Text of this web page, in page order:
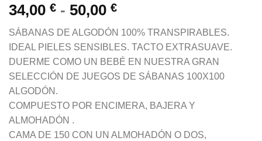
34,00 € - 50,00 €Rango
de
precios:
desde
34,00 €
hasta
50,00 €
SÁBANAS DE ALGODÓN 100% TRANSPIRABLES.
IDEAL PIELES SENSIBLES. TACTO EXTRASUAVE.
DUERME COMO UN BEBÉ EN NUESTRA GRAN
SELECCIÓN DE JUEGOS DE SÁBANAS 100X100
ALGODÓN.
COMPUESTO POR ENCIMERA, BAJERA Y
ALMOHADÓN .
CAMA DE 150 CON UN ALMOHADÓN O DOS,